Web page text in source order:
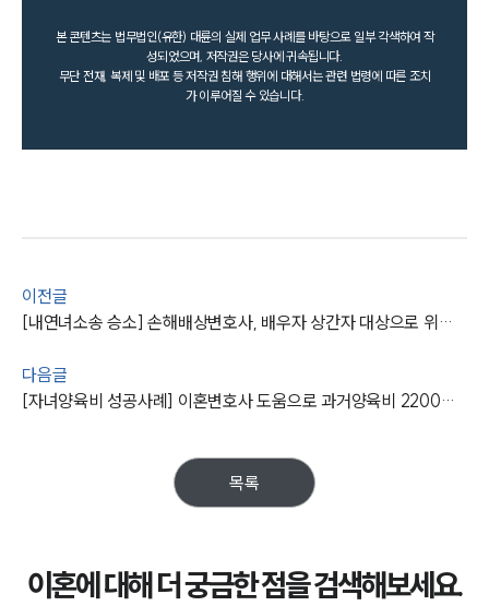
본 콘텐츠는 법무법인(유한) 대륜의 실제 업무 사례를 바탕으로 일부 각색하여 작
성되었으며, 저작권은 당사에 귀속됩니다.
무단 전재, 복제 및 배포 등 저작권 침해 행위에 대해서는 관련 법령에 따른 조치
가 이루어질 수 있습니다.
이전글
[내연녀소송 승소] 손해배상변호사, 배우자 상간자 대상으로 위자료 지급 결정 받아내
다음글
[자녀양육비 성공사례] 이혼변호사 도움으로 과거양육비 2200만 원 및 장래양육비 매달 200만 원 모두 지급 받아
목록
이혼에 대해 더 궁금한 점을 검색해보세요.